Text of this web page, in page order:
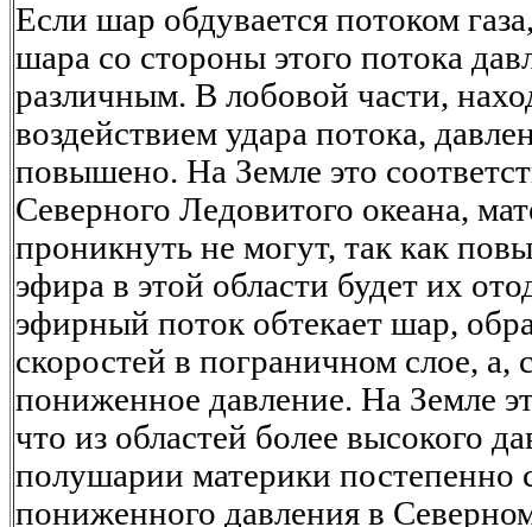
Если шар обдувается потоком
шара со стороны этого потока
различным. В лобовой части,
воздействием удара потока,
повышено. На Земле это
Северного Ледовитого океана,
проникнуть не могут, так как
эфира в этой области будет их
эфирный поток обтекает шар,
скоростей в пограничном слое, а,
пониженное давление. На Земле
что из областей более высокого
полушарии материки постепенно
пониженного давления в